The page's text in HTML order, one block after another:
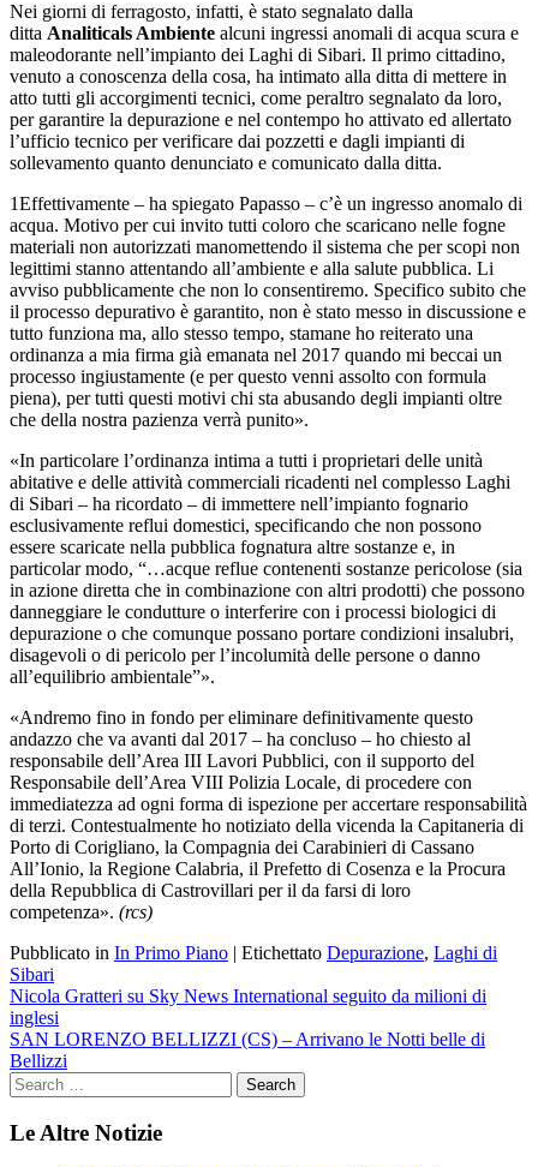
Nei giorni di ferragosto, infatti, è stato segnalato dalla
ditta Analiticals Ambiente alcuni ingressi anomali di acqua scura e
maleodorante nell’impianto dei Laghi di Sibari. Il primo cittadino,
venuto a conoscenza della cosa, ha intimato alla ditta di mettere in
atto tutti gli accorgimenti tecnici, come peraltro segnalato da loro,
per garantire la depurazione e nel contempo ho attivato ed allertato
l’ufficio tecnico per verificare dai pozzetti e dagli impianti di
sollevamento quanto denunciato e comunicato dalla ditta.
1Effettivamente – ha spiegato Papasso – c’è un ingresso anomalo di
acqua. Motivo per cui invito tutti coloro che scaricano nelle fogne
materiali non autorizzati manomettendo il sistema che per scopi non
legittimi stanno attentando all’ambiente e alla salute pubblica. Li
avviso pubblicamente che non lo consentiremo. Specifico subito che
il processo depurativo è garantito, non è stato messo in discussione e
tutto funziona ma, allo stesso tempo, stamane ho reiterato una
ordinanza a mia firma già emanata nel 2017 quando mi beccai un
processo ingiustamente (e per questo venni assolto con formula
piena), per tutti questi motivi chi sta abusando degli impianti oltre
che della nostra pazienza verrà punito».
«In particolare l’ordinanza intima a tutti i proprietari delle unità
abitative e delle attività commerciali ricadenti nel complesso Laghi
di Sibari – ha ricordato – di immettere nell’impianto fognario
esclusivamente reflui domestici, specificando che non possono
essere scaricate nella pubblica fognatura altre sostanze e, in
particolar modo, “…acque reflue contenenti sostanze pericolose (sia
in azione diretta che in combinazione con altri prodotti) che possono
danneggiare le condutture o interferire con i processi biologici di
depurazione o che comunque possano portare condizioni insalubri,
disagevoli o di pericolo per l’incolumità delle persone o danno
all’equilibrio ambientale”».
«Andremo fino in fondo per eliminare definitivamente questo
andazzo che va avanti dal 2017 – ha concluso – ho chiesto al
responsabile dell’Area III Lavori Pubblici, con il supporto del
Responsabile dell’Area VIII Polizia Locale, di procedere con
immediatezza ad ogni forma di ispezione per accertare responsabilità
di terzi. Contestualmente ho notiziato della vicenda la Capitaneria di
Porto di Corigliano, la Compagnia dei Carabinieri di Cassano
All’Ionio, la Regione Calabria, il Prefetto di Cosenza e la Procura
della Repubblica di Castrovillari per il da farsi di loro
competenza». (rcs)
Pubblicato in In Primo Piano | Etichettato Depurazione, Laghi di
Sibari
Navigazione
articoli
Nicola Gratteri su Sky News International seguito da milioni di
inglesi
SAN LORENZO BELLIZZI (CS) – Arrivano le Notti belle di
Bellizzi
Le Altre Notizie